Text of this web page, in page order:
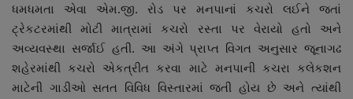
ગુજરાત
જુનાગઢ
Support US
ધમધમતા એવા એમ.જી. રોડ પર મનપાનાં કચરો લઈને જતાં
ટ્રેકટરમાંથી મોટી માત્રામાં કચરો રસ્તા પર વેરાયો હતો અને
અવ્યવસ્થા સર્જાઈ હતી. આ અંગે પ્રાપ્ત વિગત અનુસાર જૂનાગઢ
શહેરમાંથી કચરો એકત્રીત કરવા માટે મનપાની કચરા કલેકશન
માટેની ગાડીઓ સતત વિવિધ વિસ્તારમાં જતી હોય છે અને ત્યાંથી